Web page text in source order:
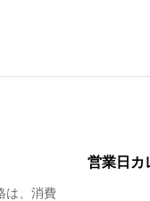
は、消費
営業日カ